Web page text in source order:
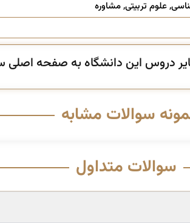
,علوم تربیتی,مشاوره
دروس این دانشگاه به صفحه اصلی
سوالات مشابه
سوالات متداول